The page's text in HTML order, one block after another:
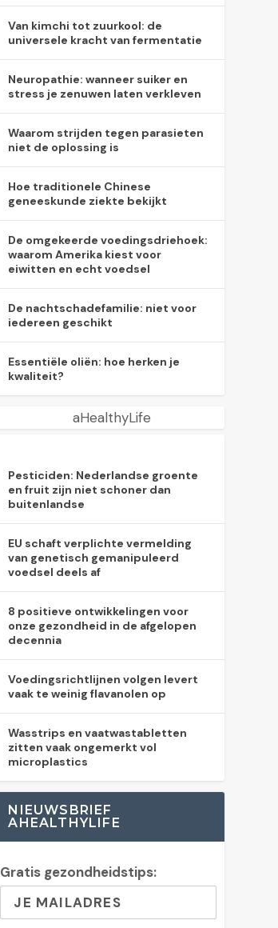
Van kimchi tot zuurkool: de
universele kracht van fermentatie
Neuropathie: wanneer suiker en
stress je zenuwen laten verkleven
Waarom strijden tegen parasieten
niet de oplossing is
Hoe traditionele Chinese
geneeskunde ziekte bekijkt
De omgekeerde voedingsdriehoek:
waarom Amerika kiest voor
eiwitten en echt voedsel
De nachtschadefamilie: niet voor
iedereen geschikt
Essentiële oliën: hoe herken je
kwaliteit?
aHealthyLife
Pesticiden: Nederlandse groente
en fruit zijn niet schoner dan
buitenlandse
EU schaft verplichte vermelding
van genetisch gemanipuleerd
voedsel deels af
8 positieve ontwikkelingen voor
onze gezondheid in de afgelopen
decennia
Voedingsrichtlijnen volgen levert
vaak te weinig flavanolen op
Wasstrips en vaatwastabletten
zitten vaak ongemerkt vol
microplastics
NIEUWSBRIEF
AHEALTHYLIFE
Gratis gezondheidstips: